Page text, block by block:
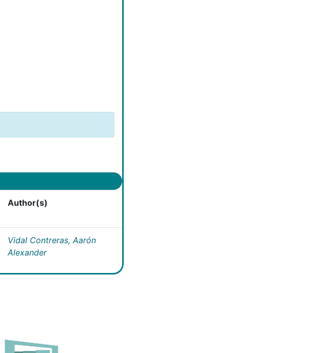
Author(s)
Vidal Contreras, Aarón
Alexander